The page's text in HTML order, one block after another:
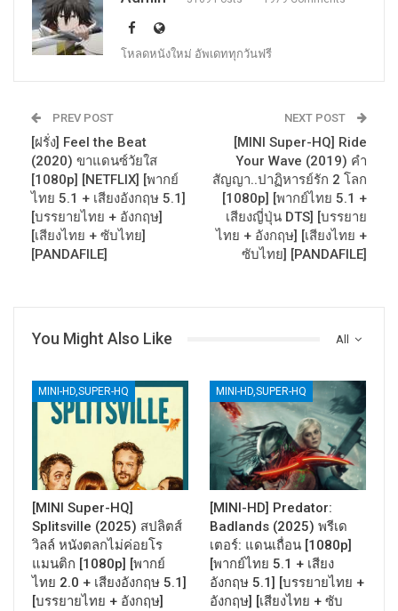
โหลดหนังใหม่ อัพเดททุกวันฟรี
PREV POST
[ฝรั่ง] Feel the Beat
(2020) ขาแดนซ์วัยใส
[1080p] [NETFLIX] [พากย์
ไทย 5.1 + เสียงอังกฤษ 5.1]
[บรรยายไทย + อังกฤษ]
[เสียงไทย + ซับไทย]
[PANDAFILE]
NEXT POST
[MINI Super-HQ] Ride
Your Wave (2019) คำ
สัญญา..ปาฏิหารย์รัก 2 โลก
[1080p] [พากย์ไทย 5.1 +
เสียงญี่ปุ่น DTS] [บรรยาย
ไทย + อังกฤษ] [เสียงไทย +
ซับไทย] [PANDAFILE]
All
You Might Also Like
MINI-HD,SUPER-HQ
[MINI Super-HQ]
Splitsville (2025) สปลิตส์
วิลล์ หนังตลกไม่ค่อยโร
แมนติก [1080p] [พากย์
ไทย 2.0 + เสียงอังกฤษ 5.1]
[บรรยายไทย + อังกฤษ]
MINI-HD,SUPER-HQ
[MINI-HD] Predator:
Badlands (2025) พรีเด
เตอร์: แดนเถื่อน [1080p]
[พากย์ไทย 5.1 + เสียง
อังกฤษ 5.1] [บรรยายไทย +
อังกฤษ] [เสียงไทย + ซับ